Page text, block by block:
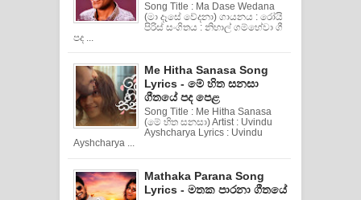
Song Title : Ma Dase Wedana
(මා දෑසේ වේදනා) ගායනය : රෝයි
පිරිස් සංගිතය : නිහාල් ගම්හේවා ගී
පද ...
Me Hitha Sanasa Song
Lyrics - මේ හිත සනසා
ගීතයේ පද පෙළ
Song Title : Me Hitha Sanasa
(මේ හිත සනසා) Artist : Uvindu
Ayshcharya Lyrics : Uvindu
Ayshcharya ...
Mathaka Parana Song
Lyrics - මතක පාරනා ගීතයේ